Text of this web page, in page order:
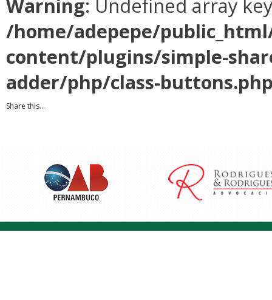
Warning: Undefined array
/home/adepepe/
content/plugins/simple-
adder/php/class-
Share this...